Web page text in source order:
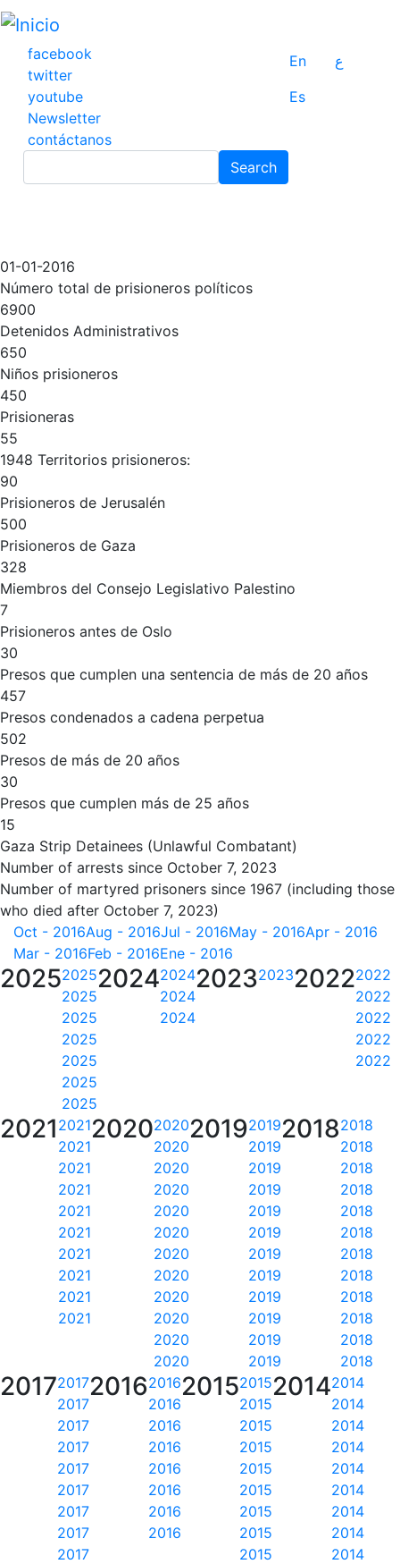
Pasar
contenido
principal
facebook
twitter
youtube
Newsletter
contáctanos
En
ع
Es
Search
01-01-2016
Número total de prisioneros políticos
6900
Detenidos Administrativos
650
Niños prisioneros
450
Prisioneras
55
1948 Territorios prisioneros:
90
Prisioneros de Jerusalén
500
Prisioneros de Gaza
328
Miembros del Consejo Legislativo Palestino
7
Prisioneros antes de Oslo
30
Presos que cumplen una sentencia de más de 20 años
457
Presos condenados a cadena perpetua
502
Presos de más de 20 años
30
Presos que cumplen más de 25 años
15
Gaza Strip Detainees (Unlawful Combatant)
Number of arrests since October 7, 2023
Number of martyred prisoners since 1967 (including those
who died after October 7, 2023)
Oct - 2016Aug - 2016Jul - 2016May - 2016Apr - 2016
Mar - 2016Feb - 2016Ene - 2016
20252025
2025
2025
2025
2025
2025
2025
20242024
2024
2024
2023202320222022
2022
2022
2022
2022
2021 2021
2021
2021
2021
2021
2021
2021
2021
2021
2021
20202020
2020
2020
2020
2020
2020
2020
2020
2020
2020
2020
2020
20192019
2019
2019
2019
2019
2019
2019
2019
2019
2019
2019
2019
20182018
2018
2018
2018
2018
2018
2018
2018
2018
2018
2018
2018
20172017
2017
2017
2017
2017
2017
2017
2017
2017
20162016
2016
2016
2016
2016
2016
2016
2016
20152015
2015
2015
2015
2015
2015
2015
2015
2015
20142014
2014
2014
2014
2014
2014
2014
2014
2014